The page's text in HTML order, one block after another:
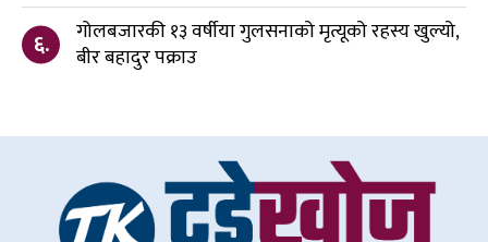
६.
गोलबजारकी १३ वर्षीया गुलसनाको मृत्यूको रहस्य खुल्यो,
बीर बहादुर पक्राउ